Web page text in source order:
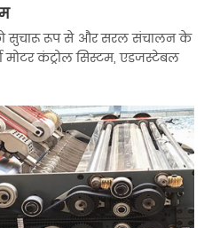
को सुचारू रूप से और सरल संचालन के
मोटर कंट्रोल सिस्टम, एडजस्टेबल